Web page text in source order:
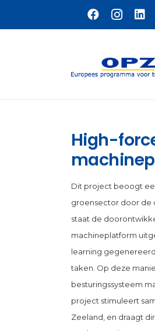
High-
Dit project beoogt
groensector door de
staat de
machineplatform
learning
taken. Op deze
besturingssysteem
project stimuleert
Zeeland, en draagt